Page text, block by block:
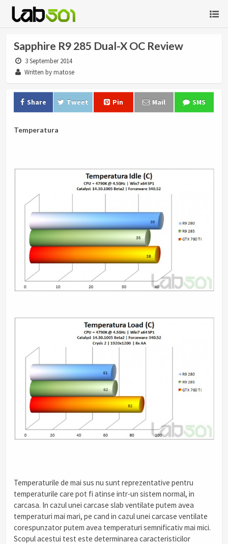
Sapphire R9 285 Dual-X OC Review
3 September 2014
Written by matose
Share Tweet Pin Mail SMS
Temperatura
Temperaturile de mai sus nu sunt reprezentative pentru
temperaturile care pot fi atinse intr-un sistem normal, in
carcasa. In cazul unei carcase slab ventilate putem avea
temperaturi mai mari, pe cand in cazul unei carcase ventilate
corespunzator putem avea temperaturi semnificativ mai mici.
Scopul acestui test este determinarea caracteristicilor